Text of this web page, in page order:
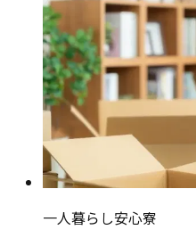
一人暮らし安心寮